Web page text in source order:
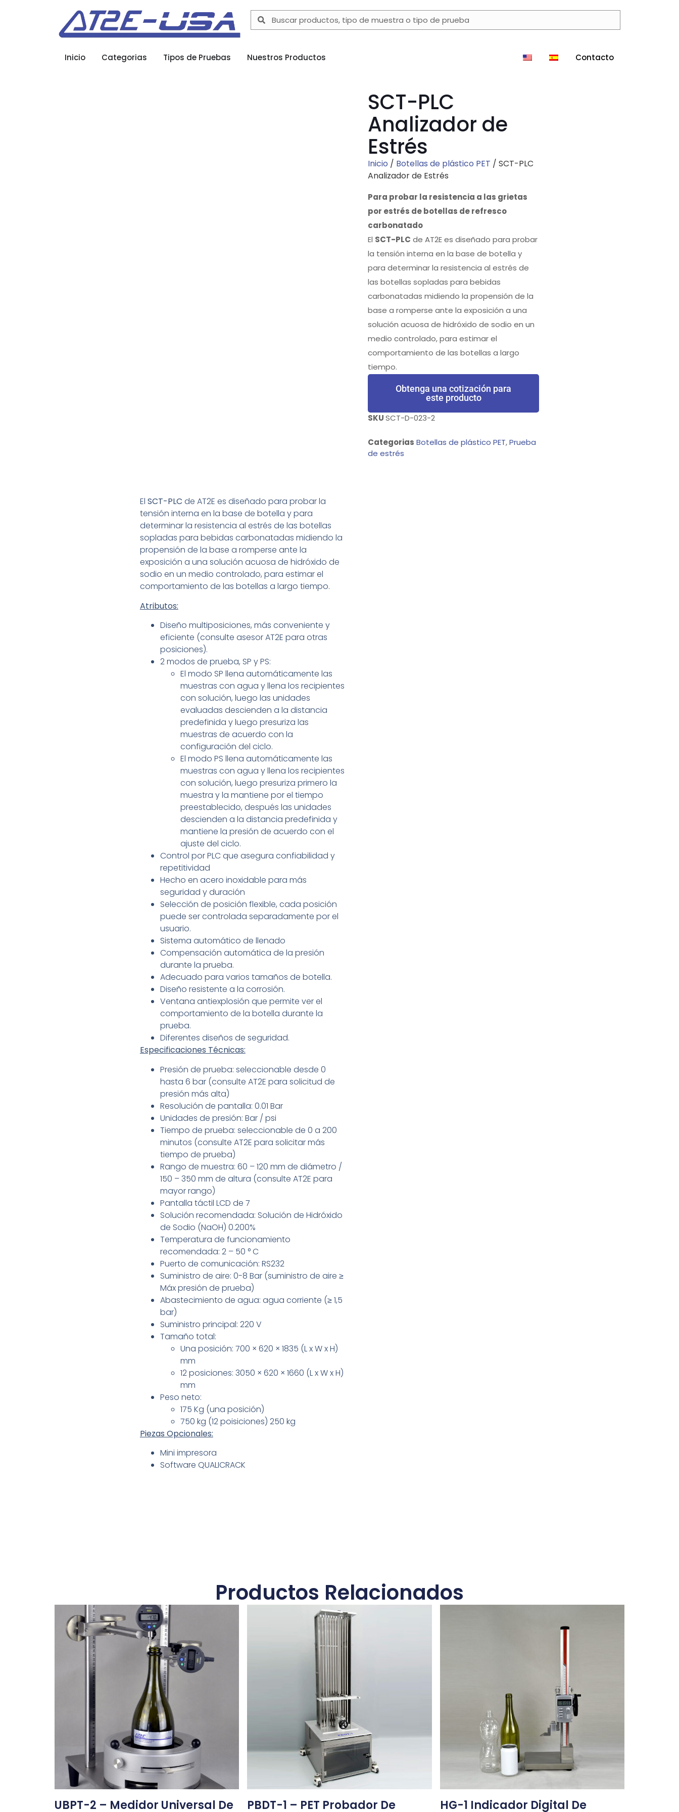
Inicio Categorias Tipos de Pruebas Nuestros Productos Contacto
El SCT-PLC de AT2E es diseñado para probar la
tensión interna en la base de botella y para
determinar la resistencia al estrés de las botellas
sopladas para bebidas carbonatadas midiendo la
propensión de la base a romperse ante la
exposición a una solución acuosa de hidróxido de
sodio en un medio controlado, para estimar el
comportamiento de las botellas a largo tiempo.
Atributos:
Diseño multiposiciones, más conveniente y
eficiente (consulte asesor AT2E para otras
posiciones).
2 modos de prueba, SP y PS:
El modo SP llena automáticamente las
muestras con agua y llena los recipientes
con solución, luego las unidades
evaluadas descienden a la distancia
predefinida y luego presuriza las
muestras de acuerdo con la
configuración del ciclo.
El modo PS llena automáticamente las
muestras con agua y llena los recipientes
con solución, luego presuriza primero la
muestra y la mantiene por el tiempo
preestablecido, después las unidades
descienden a la distancia predefinida y
mantiene la presión de acuerdo con el
ajuste del ciclo.
Control por PLC que asegura confiabilidad y
repetitividad
Hecho en acero inoxidable para más
seguridad y duración
Selección de posición flexible, cada posición
puede ser controlada separadamente por el
usuario.
Sistema automático de llenado
Compensación automática de la presión
durante la prueba.
Adecuado para varios tamaños de botella.
Diseño resistente a la corrosión.
Ventana antiexplosión que permite ver el
comportamiento de la botella durante la
prueba.
Diferentes diseños de seguridad.
Especificaciones Técnicas:
Presión de prueba: seleccionable desde 0
hasta 6 bar (consulte AT2E para solicitud de
presión más alta)
Resolución de pantalla: 0.01 Bar
Unidades de presión: Bar / psi
Tiempo de prueba: seleccionable de 0 a 200
minutos (consulte AT2E para solicitar más
tiempo de prueba)
Rango de muestra: 60 – 120 mm de diámetro /
150 – 350 mm de altura (consulte AT2E para
mayor rango)
Pantalla táctil LCD de 7
Solución recomendada: Solución de Hidróxido
de Sodio (NaOH) 0.200%
Temperatura de funcionamiento
recomendada: 2 – 50 ° C
Puerto de comunicación: RS232
Suministro de aire: 0-8 Bar (suministro de aire ≥
Máx presión de prueba)
Abastecimiento de agua: agua corriente (≥ 1,5
bar)
Suministro principal: 220 V
Tamaño total:
Una posición: 700 × 620 × 1835 (L x W x H)
mm
12 posiciones: 3050 × 620 × 1660 (L x W x H)
mm
Peso neto:
175 Kg (una posición)
750 kg (12 poisiciones) 250 kg
Piezas Opcionales:
Mini impresora
Software QUALICRACK
SCT-PLC
Analizador de
Estrés
Inicio / Botellas de plástico PET / SCT-PLC
Analizador de Estrés
Para probar la resistencia a las grietas
por estrés de botellas de refresco
carbonatado
El SCT-PLC de AT2E es diseñado para probar
la tensión interna en la base de botella y
para determinar la resistencia al estrés de
las botellas sopladas para bebidas
carbonatadas midiendo la propensión de la
base a romperse ante la exposición a una
solución acuosa de hidróxido de sodio en un
medio controlado, para estimar el
comportamiento de las botellas a largo
tiempo.
Obtenga una cotización para
este producto
SKUSCT-D-023-2
Categorias Botellas de plástico PET,Prueba
de estrés
Productos Relacionados
UBPT-2 – Medidor Universal De
PBDT-1 – PET Probador De
HG-1 Indicador Digital De